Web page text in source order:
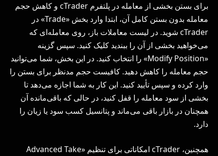
برای بستن بخشی از معامله در پلتفرم cTrader و کاهش حجم
معامله بدون بستن کامل آن، ابتدا وارد بخش «Trade» در
cTrader شوید. در لیست معاملات باز، روی معامله‌ای که
می‌خواهید بخشی از آن را ببندید کلیک کنید. سپس گزینه
«Modify Position» را انتخاب کنید. در این بخش، شما می‌توانید
حجم معامله را کاهش دهید. کافیست حجم مدنظر برای بستن را
وارد کرده و سپس تأیید کنید. این کار به شما اجازه می‌دهد تا
بخشی از سود معامله را قفل کنید، در حالی که باقی‌مانده آن
همچنان در بازار باقی می‌ماند و پتانسیل کسب سود یا زیان را
دارد.
همچنین، cTrader امکاناتی برای تنظیم «Advanced Take